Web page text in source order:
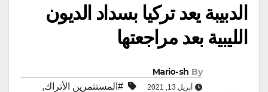
الدبيبة يعد تركيا بسداد الديون
الليبية بعد مراجعتها
By
Mario-sh
أبريل 13, 2021 #المستثمرين الأتراك,